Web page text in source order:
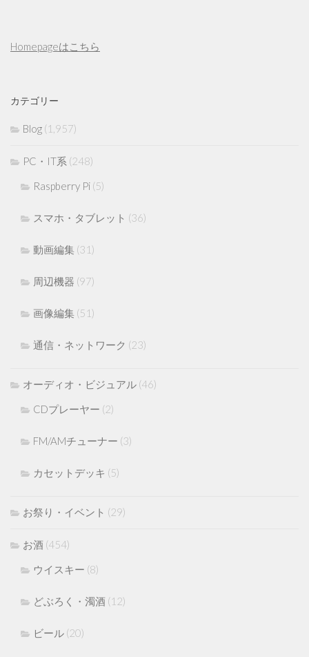
Homepageはこちら
カテゴリー
Blog (1,957)
PC・IT系 (248)
Raspberry Pi (5)
スマホ・タブレット (36)
動画編集 (31)
周辺機器 (97)
画像編集 (51)
通信・ネットワーク (23)
オーディオ・ビジュアル (46)
CDプレーヤー (2)
FM/AMチューナー (3)
カセットデッキ (5)
お祭り・イベント (29)
お酒 (454)
ウイスキー (8)
どぶろく・濁酒 (12)
ビール (20)